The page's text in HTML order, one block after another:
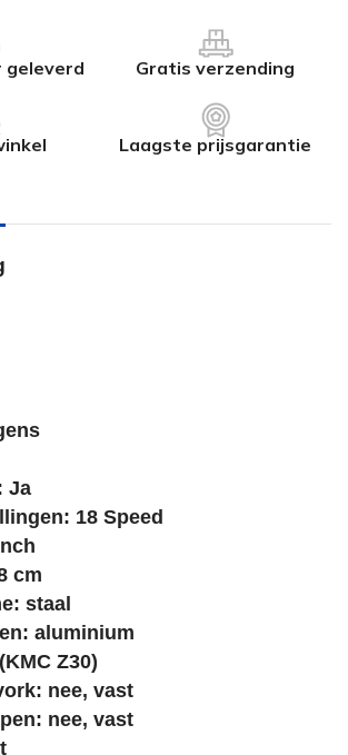
geleverd Gratis verzending
Laagste prijsgarantie
Ja
18 Speed
cm
staal
aluminium
Z30)
nee, vast
nee, vast